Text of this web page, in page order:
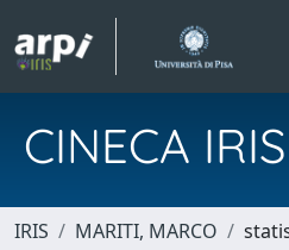
CINECA IRIS
IRIS MARITI, MARCO